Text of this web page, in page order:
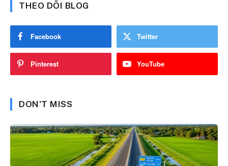
THEO DÕI BLOG
Facebook Twitter
Pinterest YouTube
DON'T MISS